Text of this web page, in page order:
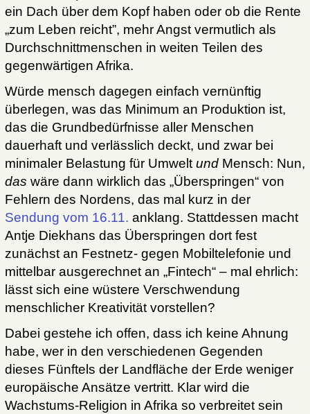
ein Dach über dem Kopf haben oder ob die Rente
„zum Leben reicht”, mehr Angst vermutlich als
Durchschnittmenschen in weiten Teilen des
gegenwärtigen Afrika.
Würde mensch dagegen einfach vernünftig
überlegen, was das Minimum an Produktion ist,
das die Grundbedürfnisse aller Menschen
dauerhaft und verlässlich deckt, und zwar bei
minimaler Belastung für Umwelt undMensch: Nun,
das wäre dann wirklich das „Überspringen“ von
Fehlern des Nordens, das mal kurz in der
Sendung vom 16.11. anklang. Stattdessen macht
Antje Diekhans das Überspringen dort fest
zunächst an Festnetz- gegen Mobiltelefonie und
mittelbar ausgerechnet an „Fintech“ – mal ehrlich:
lässt sich eine wüstere Verschwendung
menschlicher Kreativität vorstellen?
Dabei gestehe ich offen, dass ich keine Ahnung
habe, wer in den verschiedenen Gegenden
dieses Fünftels der Landfläche der Erde weniger
europäische Ansätze vertritt. Klar wird die
Wachstums-Religion in Afrika so verbreitet sein